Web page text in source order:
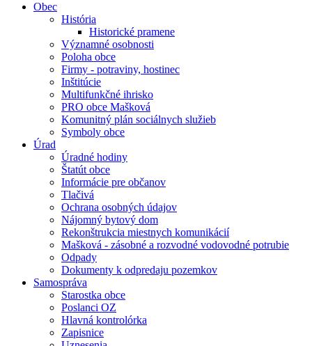
Obec
História
Historické pramene
Významné osobnosti
Poloha obce
Firmy - potraviny, hostinec
Inštitúcie
Multifunkčné ihrisko
PRO obce Mašková
Komunitný plán sociálnych služieb
Symboly obce
Úrad
Úradné hodiny
Štatút obce
Informácie pre občanov
Tlačivá
Ochrana osobných údajov
Nájomný bytový dom
Rekonštrukcia miestnych komunikácií
Mašková - zásobné a rozvodné vodovodné potrubie
Odpady
Dokumenty k odpredaju pozemkov
Samospráva
Starostka obce
Poslanci OZ
Hlavná kontrolórka
Zapisnice